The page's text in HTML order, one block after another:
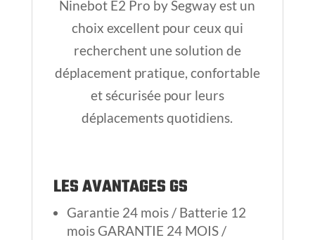
LES AVANTAGES GS
Garantie 24 mois / Batterie 12
mois GARANTIE 24 MOIS /
BATTERIE 12 MOIS
Livraison 24/48h
CLICK & COLLECT⎢Retrait en
boutique
Magasin spécialisé:
conseil⎪expertise⎪
disponibilité⎪ service
professionnel